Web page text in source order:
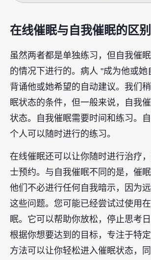
在线催眠与自我催眠的区别
虽然两者都是单独练习，但自我催
的情况下进行的。病人 "成为他或她
背诵他或她希望的自动建议。我们
眠状态的条件，但一般来说，自我
状态。自我催眠需要时间和练习。
个人可以随时进行的练习。
在线催眠还可以让你随时进行治疗
士预约。与自我催眠不同的是，催眠
他们不必进行任何自我暗示，因为
这些问题。您可能已经尝试过使用
眠。它可以帮助你放松，停止思考
根据你想要达到的目标，专注于特
方法可以让你轻松进入催眠状态，同